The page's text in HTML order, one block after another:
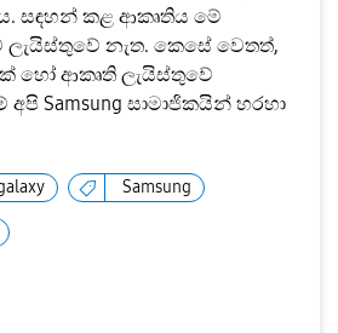
සඳහන් කළ ආකෘතිය මේ
නැත. කෙසේ වෙතත්,
හෝ ආකෘති ලැයිස්තුවේ
Samsung සාමාජිකයින් හරහා
Samsung